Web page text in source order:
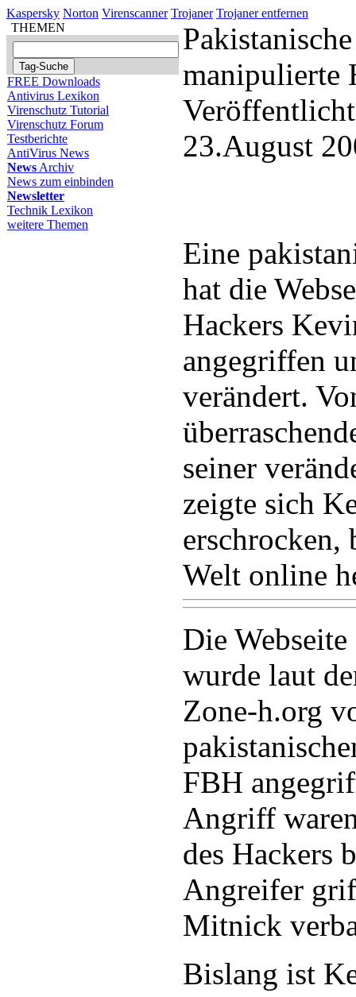
Kaspersky Norton Virenscanner Trojaner Trojaner entfernen
THEMEN
FREE Downloads
Antivirus Lexikon
Virenschutz Tutorial
Virenschutz Forum
Testberichte
AntiVirus News
News Archiv
News zum einbinden
Newsletter
Technik Lexikon
weitere Themen
manipulierte
23.August
Eine
hat die
Hackers
angegriffen
verändert.
seiner
zeigte sich
erschrocken,
Welt online
Die
wurde laut
Zone-h.org
FBH
Angriff
des Hackers
Angreifer
Mitnick
Bislang ist